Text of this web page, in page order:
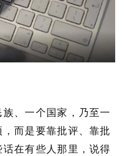
、一个国家，乃至一
而是要靠批评、靠批
在有些人那里，说得